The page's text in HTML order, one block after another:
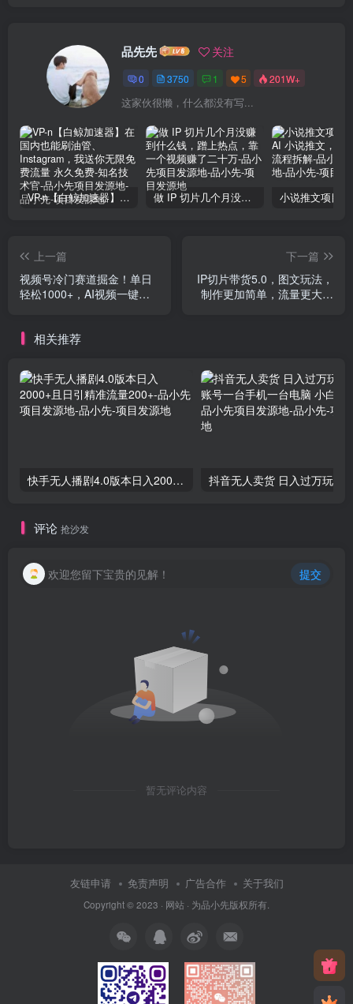
品先先 关注
0 3750 1 5 201W+
这家伙很懒，什么都没有写...
VP-n【白鲸加速器】在国内也能刷油管、Instagram，我送你无限免费流量 永久免费-知名技术官-品小先项目发源地 做 IP 切片几个月没赚到什么钱，蹭上热点，靠一个视频赚了二十万-品小先项目发源地
上一篇
视频号冷门赛道掘金！单日
轻松1000+，AI视频一键制
下一篇
IP切片带货5.0，图文玩法，
制作更加简单，流量更大，
相关推荐
快手无人播剧4.0版本日入2000+且日引精准流量200+-品小先项目发源地
评论 抢沙发
欢迎您留下宝贵的见解！ 提交
暂无评论内容
友链申请 免责声明 广告合作 关于我们
Copyright © 2023 · 网站 · 为品小先版权所有.